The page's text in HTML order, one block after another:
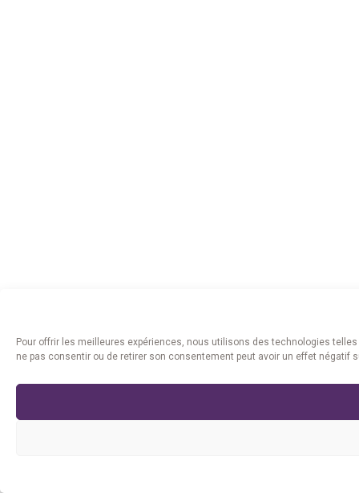
Pour offrir les meilleures expériences, nous utilisons des technologies
ne pas consentir ou de retirer son consentement peut avoir un effet